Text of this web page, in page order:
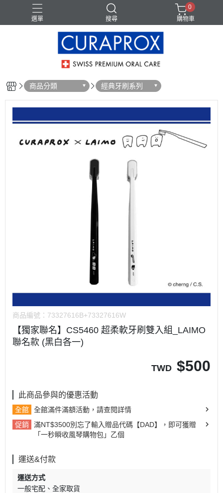
選單 搜尋
0
購物車
商品分類 經典牙刷系列
商品編號： 73327616B+73327616W
【獨家聯名】CS5460 超柔軟牙刷雙入組_LAIMO
聯名款 (黑白各一)
TWD $500
此商品參與的優惠活動
全館
全館滿件滿額活動，請查閱詳情
促銷
滿NT$3500別忘了輸入贈品代碼【DAD】，即可獲贈
「一秒瞬收風琴購物包」乙個
運送&付款
運送方式
一般宅配
全家取貨